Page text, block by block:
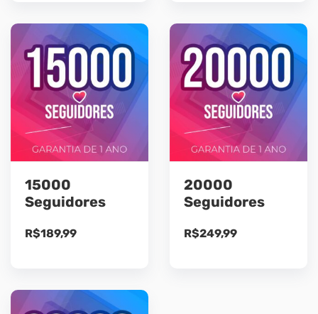
15000
Seguidores
R$189,99
20000
Seguidores
R$249,99